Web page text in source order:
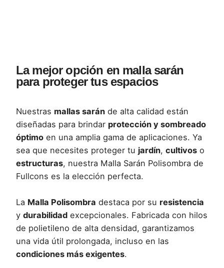
La mejor opción en malla sarán
para proteger tus espacios
Nuestras mallas sarán de alta calidad están
diseñadas para brindar protección y sombreado
óptimo en una amplia gama de aplicaciones. Ya
sea que necesites proteger tu jardín, cultivos o
estructuras, nuestra Malla Sarán Polisombra de
Fullcons es la elección perfecta.
La Malla Polisombra destaca por su resistencia
y durabilidad excepcionales. Fabricada con hilos
de polietileno de alta densidad, garantizamos
una vida útil prolongada, incluso en las
condiciones más exigentes.